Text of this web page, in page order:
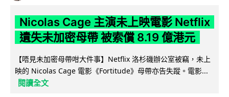
Nicolas Cage 主演未上映電影 Netflix
遺失未加密母帶 被索償 8.19 億港元
【唔見未加密母帶咁大件事】Netflix 洛杉磯辦公室被竊，未上
映的 Nicolas Cage 電影《Fortitude》母帶亦告失蹤。電影...
閱讀全文